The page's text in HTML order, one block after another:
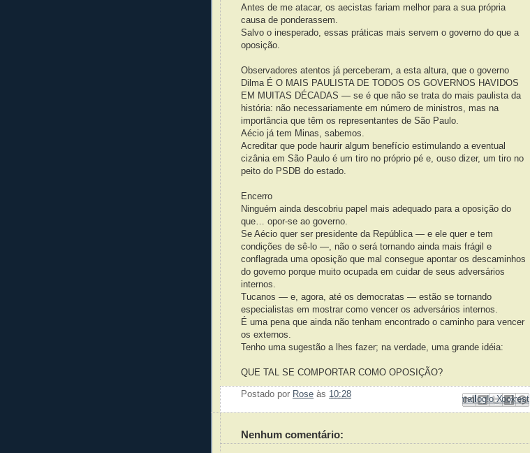
Antes de me atacar, os aecistas fariam melhor para a sua própria
causa de ponderassem.
Salvo o inesperado, essas práticas mais servem o governo do que a
oposição.
Observadores atentos já perceberam, a esta altura, que o governo
Dilma É O MAIS PAULISTA DE TODOS OS GOVERNOS HAVIDOS
EM MUITAS DÉCADAS — se é que não se trata do mais paulista da
história: não necessariamente em número de ministros, mas na
importância que têm os representantes de São Paulo.
Aécio já tem Minas, sabemos.
Acreditar que pode haurir algum benefício estimulando a eventual
cizânia em São Paulo é um tiro no próprio pé e, ouso dizer, um tiro no
peito do PSDB do estado.
Encerro
Ninguém ainda descobriu papel mais adequado para a oposição do
que… opor-se ao governo.
Se Aécio quer ser presidente da República — e ele quer e tem
condições de sê-lo —, não o será tornando ainda mais frágil e
conflagrada uma oposição que mal consegue apontar os descaminhos
do governo porque muito ocupada em cuidar de seus adversários
internos.
Tucanos — e, agora, até os democratas — estão se tornando
especialistas em mostrar como vencer os adversários internos.
É uma pena que ainda não tenham encontrado o caminho para vencer
os externos.
Tenho uma sugestão a lhes fazer; na verdade, uma grande idéia:
QUE TAL SE COMPORTAR COMO OPOSIÇÃO?
Postado por Rose às 10:28 Enviar por e-mail
Postar no blog!
Compartilhar no X
Compartilhar no Facebook
Compartilhar com o Pinterest
Nenhum comentário: